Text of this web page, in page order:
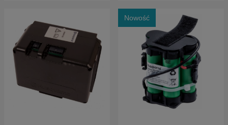
Nowość